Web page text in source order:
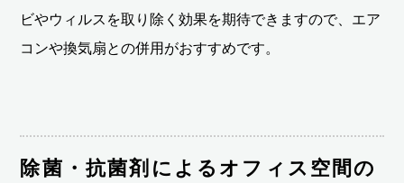
ビやウィルスを取り除く効果を期待できますので、エア
コンや換気扇との併用がおすすめです。
除菌・抗菌剤によるオフィス空間の